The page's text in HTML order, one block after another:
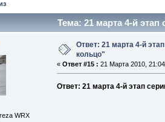
Тема: 21 марта 4-й
WRX
Ответ: 21 марта 4-й
кольцо"
« Ответ #15 : 21 Марта 2010,
Ответ: 21 марта 4-й этап